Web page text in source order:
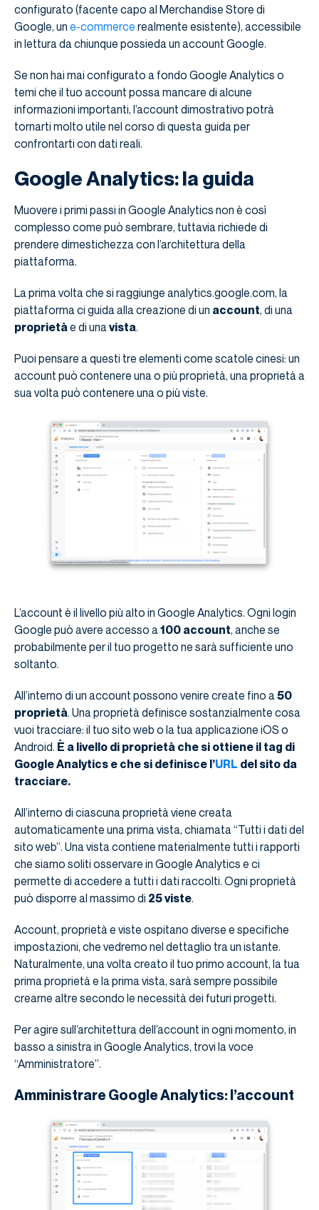
configurato (facente capo al Merchandise Store di
Google, un e-commerce realmente esistente), accessibile
in lettura da chiunque possieda un account Google.
Se non hai mai configurato a fondo Google Analytics o
temi che il tuo account possa mancare di alcune
informazioni importanti, l’account dimostrativo potrà
tornarti molto utile nel corso di questa guida per
confrontarti con dati reali.
Google Analytics: la guida
Muovere i primi passi in Google Analytics non è così
complesso come può sembrare, tuttavia richiede di
prendere dimestichezza con l’architettura della
piattaforma.
La prima volta che si raggiunge analytics.google.com, la
piattaforma ci guida alla creazione di un account, di una
proprietà e di una vista.
Puoi pensare a questi tre elementi come scatole cinesi: un
account può contenere una o più proprietà, una proprietà a
sua volta può contenere una o più viste.
L’account è il livello più alto in Google Analytics. Ogni login
Google può avere accesso a 100 account, anche se
probabilmente per il tuo progetto ne sarà sufficiente uno
soltanto.
All’interno di un account possono venire create fino a 50
proprietà. Una proprietà definisce sostanzialmente cosa
vuoi tracciare: il tuo sito web o la tua applicazione iOS o
Android. È a livello di proprietà che si ottiene il tag di
Google Analytics e che si definisce l’URL del sito da
tracciare.
All’interno di ciascuna proprietà viene creata
automaticamente una prima vista, chiamata “Tutti i dati del
sito web”. Una vista contiene materialmente tutti i rapporti
che siamo soliti osservare in Google Analytics e ci
permette di accedere a tutti i dati raccolti. Ogni proprietà
può disporre al massimo di 25 viste.
Account, proprietà e viste ospitano diverse e specifiche
impostazioni, che vedremo nel dettaglio tra un istante.
Naturalmente, una volta creato il tuo primo account, la tua
prima proprietà e la prima vista, sarà sempre possibile
crearne altre secondo le necessità dei futuri progetti.
Per agire sull’architettura dell’account in ogni momento, in
basso a sinistra in Google Analytics, trovi la voce
“Amministratore”.
Amministrare Google Analytics: l’account